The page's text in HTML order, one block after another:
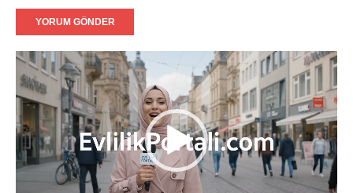
Caner (37) - Karlsruhe:
arıyorum.
Aylin (35) - Mannheim:
Ciddi adayların mesajlarını
bekliyorum.
Fatih (40) - Augsburg:İnançlı ve ahlaklı bir eş adayı.
Video
oynatıcı